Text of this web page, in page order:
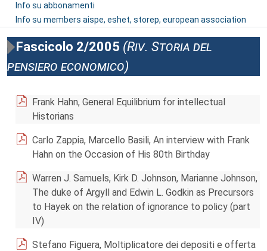
Info su abbonamenti
Info su members aispe, eshet, storep, european association
Fascicolo 2/2005 (Riv. Storia del
pensiero economico)
Frank Hahn, General Equilibrium for intellectual
Historians
Carlo Zappia, Marcello Basili, An interview with Frank
Hahn on the Occasion of His 80th Birthday
Warren J. Samuels, Kirk D. Johnson, Marianne Johnson,
The duke of Argyll and Edwin L. Godkin as Precursors
to Hayek on the relation of ignorance to policy (part
IV)
Stefano Figuera, Moltiplicatore dei depositi e offerta